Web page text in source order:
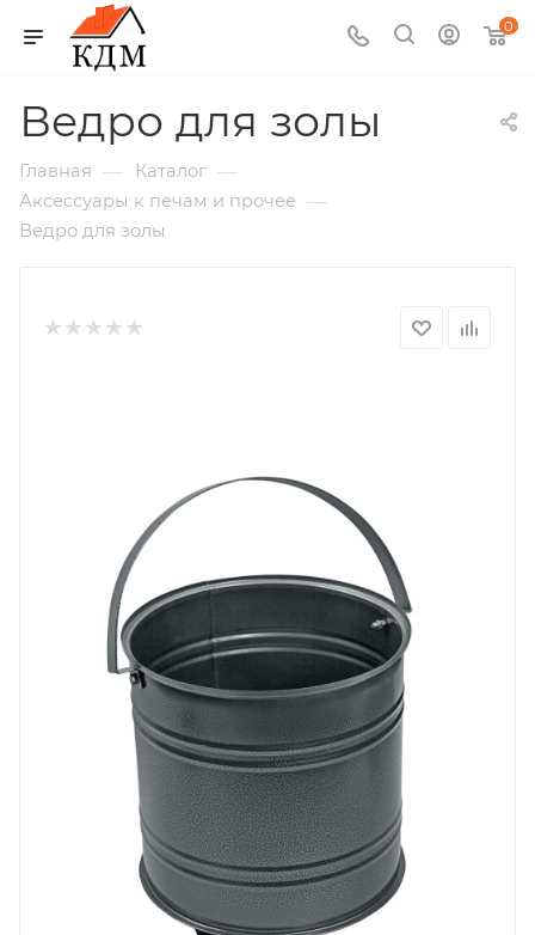
0
Ведро для золы
Главная — Каталог —
Аксессуары к печам и прочее —
Ведро для золы